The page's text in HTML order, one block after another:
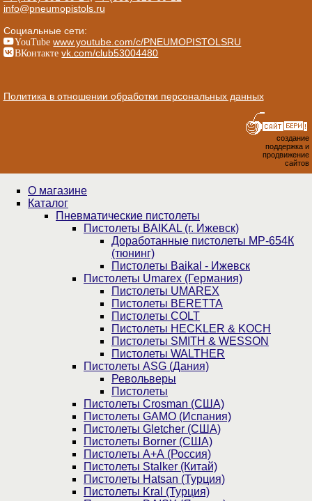
info@pneumopistols.ru
Социальные сети:
YouTube www.youtube.com/c/PNEUMOPISTOLSRU
ВКонтакте vk.com/club53004480
Политика в отношении обработки персональных данных
создание
поддержка и
продвижение
сайтов
О магазине
Каталог
Пнев­ма­ти­чес­кие пистолеты
Пистолеты BAIKAL (г. Ижевск)
Доработанные пистолеты МР-654К
(тюнинг)
Пистолеты Baikal - Ижевск
Пистолеты Umarex (Германия)
Пистолеты UMAREX
Пистолеты BERETTA
Пистолеты COLT
Пистолеты HECKLER & KOCH
Пистолеты SMITH & WESSON
Пистолеты WALTHER
Пистолеты ASG (Дания)
Револьверы
Пистолеты
Пистолеты Crosman (США)
Пистолеты GAMO (Испания)
Пистолеты Gletcher (США)
Пистолеты Borner (США)
Пистолеты А+А (Россия)
Пистолеты Stalker (Китай)
Пистолеты Hatsan (Турция)
Пистолеты Kral (Турция)